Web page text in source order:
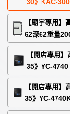
30》KAC-300
【廟宇專用
62深62重量
【開店專用
35》YC-4740
【開店專用
35》YC-